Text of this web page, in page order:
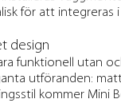
för att integreras
design
funktionell utan
utföranden:
kommer Mini